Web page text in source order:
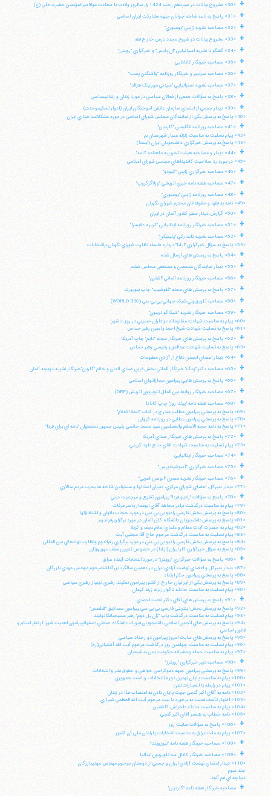
+ «30» مشروح بيانات در سيزدهم رجب 1424 ق سالروز ولادت با سعادت مولااميرالمؤمنين حضرت علي (ع)
+ «31» پاسخ به نامه شاخه جوانان جبهه مشاركت ايران اسلامي
+ «32» مصاحبه نشريه ژاپني "يوميوري"
+ «33» مشروح بيانات در شروع مجدد درس خارج فقه
+ «34» گفتگو با نشريه اسپانيايي "ال پايس" و خبرگزاري "رويترز"
+ «35» مصاحبه خبرنگار كانادايي
+ «36» مصاحبه سردبير و خبرنگار روزنامه "واشنگتن پست"
+ «37» مصاحبه نشريه استراليايي "سيدني مورنينگ هرالد"
+ «38» پاسخ به سؤالات جمعي از فعالان سياسي در مورد زندان و زندانيسياسي
+
«39» ديدار جمعي از اعضاي سازمان دانش آموختگان ايران (ادوار تحكيموحدت)
«40» پاسخ به پرسش يكي از نمايندگان مجلس شوراي اسلامي در مورد مشكلاتساختاري ايران
+
«41» مصاحبه روزنامه انگليسي "گاردين"
«42» پيام تسليت به مناسبت زلزله غمبار شهرستان بم
«43» پاسخ به پرسش خبرگزاري دانشجويان ايران (ايسنا)
+
«44» ديدار و مصاحبه هيئت تحريريه ماهنامه "نامه"
«45» در مورد رد صلاحيت كانديداهاي مجلس شوراي اسلامي
+ «46» مصاحبه خبرگزاري ژاپني "كيودو"
+ «47» مصاحبه هفته نامه خبري اتريشي "ورلاگزگروپ"
+
«48» مصاحبه روزنامه ژاپني "يوميوري"
«49» نامه به فقها و حقوقدانان محترم شوراي نگهبان
+ «50» گزارش ديدار سفير كشور آلمان در ايران
+ «51» مصاحبه خبرنگار روزنامه ايتاليايي "كريره دلايسرا"
+
«52» مصاحبه نشريه دانماركي "پليتيكن"
«53» پاسخ به سؤال خبرگزاري "ايلنا" درباره فلسفه نظارت شوراي نگهبان برانتخابات
+ «54» پاسخ به پرسش هاي ارسال شده
+ «55» ديدار نمايندگان متحصن و مستعفي مجلس ششم
+ «56» مصاحبه خبرنگار روزنامه آلماني "اشترن"
+ «57» پاسخ به پرسش هاي مجله "فلوشيپ" چاپ نيويورك
+ «58» مصاحبه تلويزيوني شبكه جهاني بي بي سي (WORLD BBC)
+
«59» مصاحبه خبرنگار نشريه "شيكاگو تريبون"
«60» پيام به مناسبت شهادت مظلومانه عزاداران حسيني در روز عاشورا
«61» پاسخ به تسليت شهادت شيخ احمد ياسين رهبر حماس
+
«62» پاسخ به پرسش هاي خبرنگار مجله "تايم" چاپ آمريكا
«63» پاسخ به تسليت شهادت عبدالعزيز رنتيسي رهبر حماس
+ «64» ديدار اعضاي انجمن دفاع از آزادي مطبوعات
+ «65» مصاحبه دكتر "ودگ" خبرنگار آلماني بخش غربي صداي آلمان و خانم "گارين"خبرنگار نشريه دويچه آلمان
+ «66» پاسخ به پرسش هايي پيرامون مجازاتهاي اسلامي
+ «67» مصاحبه خبرنگار روابط بين الملل تلويزيون اتريش (ORF)
+
«68» مصاحبه هفته نامه "پيك روز" چاپ كانادا
«69» پاسخ به پرسشي پيرامون مطلب مندرج در كتاب "تتمة الاعلام"
«70» پاسخ به پرسشي پيرامون مطلبي در روزنامه كيهان
«71» پاسخ به نامه حجة الاسلام والمسلمين سيد محمد خاتمي رئيس جمهور تحتعنوان "نامه اي براي فردا"
+
«72» پاسخ به پرسش هاي خبرنگار صداي آمريكا
«73» پيام تسليت به مناسبت شهادت آقاي حاج داود كريمي
+ «74» مصاحبه خبرنگار ايتاليايي
+ «75» مصاحبه خبرگزاري "آسوشيتدپرس"
+
«76» مصاحبه خبرنگار نشريه مصري "الوطن العربي"
«77» ديدار دبيركل، اعضاي شوراي مركزي، دبيران استانها و مسئولين شاخه هايحزب مردم سالاري
+
«78» پاسخ به سؤالات "راديو فردا" پيرامون تشيع و مرجعيت ديني
«79» پيام به مناسبت درگذشت برادر مجاهد آقاي ابوعمار ياسر عرفات
«80» پاسخ به پرسش بخش فارسي راديو بي بي سي در مورد حجاب بانوان و اشتغالآنها
«81» پاسخ به پرسش دانشجويان دانشگاه كلن آلمان در مورد برگزاريرفراندوم
«82» پيام به حضرات آيات عظام و علماي اعلام نجف و كربلا
«83» پيام تسليت به مناسبت درگذشت مرحوم حاج آقا مجتبي آيت
«84» پاسخ به پرسش بخش فارسي راديو بي بي سي در مورد برگزاري رفراندوم ونظارت نهادهاي بين المللي
«85» پاسخ به سؤال خبرگزاري كار ايران (ايلنا) در خصوص تعيين سقف مهريهزنان
+
«86» پاسخ به سؤالات خبرگزاري "رويترز" در مورد انتخابات آينده عراق
«87» ديدار دبيركل و اعضاي نهضت آزادي ايران در دهمين سالگرد بزرگداشتمرحوم مهندس مهدي بازرگان
«88» پاسخ به پرسشي پيرامون حكم ارتداد
«89» پاسخ به پرسش يكي از ايرانيان خارج از كشور پيرامون تفكيك رهبري دينياز رهبري سياسي
«90» پيام تسليت به مناسبت حادثه ناگوار زلزله زرند كرمان
+
«91» پاسخ به پرسش هاي آقاي دكتر نعمت احمدي
«92» پاسخ به پرسش بخش اينترنتي فارسي بي بي سي پيرامون مصاديق "قتلنفس"
«93» پيام تسليت به مناسبت درگذشت پاپ "ژان پل دوم" رهبر مسيحيانكاتوليك
«94» پاسخ به پرسش هاي انجمن اسلامي دانشجويان فيزيك دانشگاه صنعتي اصفهانپيرامون اهميت شورا از نظر اسلام و
قانون اساسي
«95» پاسخ به پرسش هاي سايت امروز پيرامون دو رخداد سياسي
«96» پيام تسليت به مناسبت چهلمين روز درگذشت مرحوم آيت الله آشتياني(ره)
«97» پيام به مناسبت حمله وحشيانه حكومت يمن به شيعيان
+
«98» مصاحبه دبير خبرگزاري "رويترز"
«99» پاسخ به پرسشي پيرامون جبهه دموكراسي خواهي و حقوق بشر و انتخابات
«100» پيام به مناسبت پايان نهمين دوره انتخابات رياست جمهوري
«101» پيام در رابطه با انفجارات لندن
«102» نامه به آقاي اكبر گنجي جهت پايان دادن به اعتصاب غذا در زندان
«103» اظهار تأسف نسبت به برخورد با بيت مرحوم آيت الله العظمي شيرازي
«104» پيام به مناسبت حادثه دلخراش كاظمين
«105» نامه خطاب به همسر آقاي اكبر گنجي
+
«106» پاسخ به سؤالات سايت روز
«107» پيام به ملت عراق به مناسبت انتخابات پارلمان ملي آن كشور
+ «108» مصاحبه خبرنگار هفته نامه "نيوزويك"
+
«109» مصاحبه خبرنگار كانال سه تلويزيون ايتاليا
«110» ديدار اعضاي نهضت آزادي ايران و جمعي از دوستان مرحوم مهندس مهديبازرگان
جلد سوم
ديباچه اي غم آلود:
+ مصاحبه خبرنگار هفته نامه "گاردين"
وب سایت رسمی آیت‌الله منتظری
ایران،قم،میدان مصلّی، بلوار شهید محمّد منتظری، كوچه
شماره ٨
تلفن 37740011-25-98+ تا 14
فکس37740015-25-98+